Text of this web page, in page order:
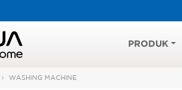
PRODUK
WASHING MACHINE